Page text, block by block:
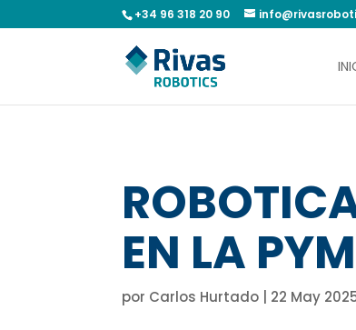
+34 96 318 20 90
EN LA
por Carlos Hurtado | 22 May